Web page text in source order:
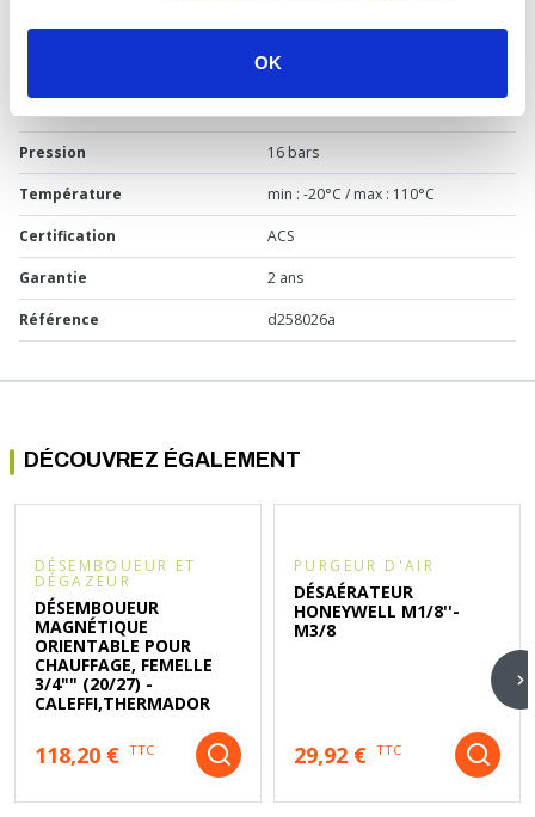
OK
Marque Itap
Laiton
Pression 16 bars
Température min : -20°C / max : 110°C
Certification ACS
Garantie 2 ans
Référence d258026a
DÉCOUVREZ ÉGALEMENT
DÉSEMBOUEUR ET
DÉGAZEUR
DÉSEMBOUEUR
MAGNÉTIQUE
ORIENTABLE POUR
CHAUFFAGE, FEMELLE
3/4"" (20/27) -
CALEFFI,THERMADOR
118,20 € TTC
PURGEUR D'AIR
DÉSAÉRATEUR
HONEYWELL M1/8''-
M3/8
29,92 € TTC